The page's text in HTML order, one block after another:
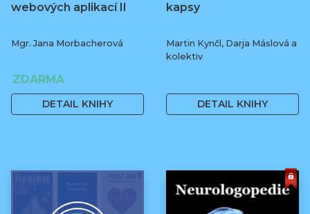
webových aplikací II
Mgr. Jana Morbacherová
ZDARMA
DETAIL KNIHY
kapsy
Martin Kynčl, Darja Máslová a
kolektiv
DETAIL KNIHY